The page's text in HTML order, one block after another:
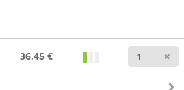
36,45 €